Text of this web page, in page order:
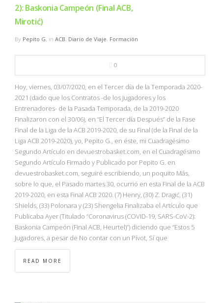
2): Baskonia Campeón (Final ACB,
Mirotić)
By Pepito G. in ACB, Diario de Viaje, Formación
0
Hoy, viernes, 03/07/2020, en el Tercer día de la Temporada 2020-
2021 (dado que los Contratos -de los Jugadores y los
Entrenadores- de la Pasada Temporada, de la 2019-2020
Finalizaron con el 30/06), en “El Tercer día Después” de la Fase
Final de la Liga de la ACB 2019-2020, de su Final (de la Final de la
Liga ACB 2019-2020), yo, Pepito G., en éste, mi Cuadragésimo
Segundo Artículo en devuestrobasket.com, en el Cuadragésimo
Segundo Artículo Firmado y Publicado por Pepito G. en
devuestrobasket.com, seguiré escribiendo, un poquito Más,
sobre lo que, el Pasado martes 30, ocurrió en esta Final de la ACB
2019-2020, en esta Final ACB 2020. (7) Henry, (30) Z. Dragić, (31)
Shields, (33) Polonara y (23) Shengelia Finalizaba el Artículo que
Publicaba Ayer (Titulado “Coronavirus (COVID-19, SARS-CoV-2):
Baskonia Campeón (Final ACB, Heurtel)”) diciendo que “Estos 5
Jugadores, a pesar de No contar con un Pívot, Sí que
READ MORE